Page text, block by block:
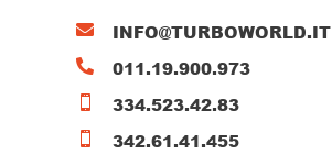
 INFO@TURBOWORLD.IT
 011.19.900.973
 334.523.42.83
 342.61.41.455